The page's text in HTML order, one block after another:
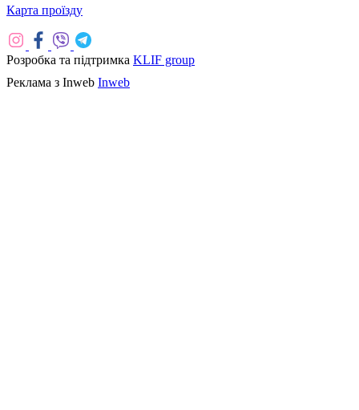
Карта проїзду
Розробка та підтримка KLIF group
Реклама з Inweb Inweb